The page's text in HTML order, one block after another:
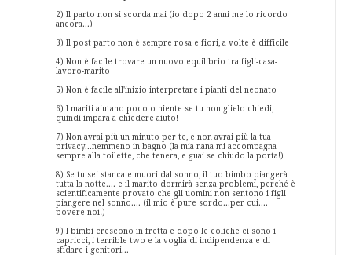
2) Il parto non si scorda mai (io dopo 2 anni me lo ricordo
ancora...)
3) Il post parto non è sempre rosa e fiori, a volte è difficile
4) Non è facile trovare un nuovo equilibrio tra figli-casa-
lavoro-marito
5) Non è facile all'inizio interpretare i pianti del neonato
6) I mariti aiutano poco o niente se tu non glielo chiedi,
quindi impara a chiedere aiuto!
7) Non avrai più un minuto per te, e non avrai più la tua
privacy...nemmeno in bagno (la mia nana mi accompagna
sempre alla toilette, che tenera, e guai se chiudo la porta!)
8) Se tu sei stanca e muori dal sonno, il tuo bimbo piangerà
tutta la notte.... e il marito dormirà senza problemi, perché è
scientificamente provato che gli uomini non sentono i figli
piangere nel sonno.... (il mio è pure sordo...per cui....
povere noi!)
9) I bimbi crescono in fretta e dopo le coliche ci sono i
capricci, i terrible two e la voglia di indipendenza e di
sfidare i genitori...